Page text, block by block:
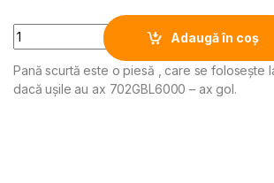
Quantity
Adaugă în coș
Pană scurtă este o piesă , care se folosește
dacă uşile au ax 702GBL6000 – ax gol.